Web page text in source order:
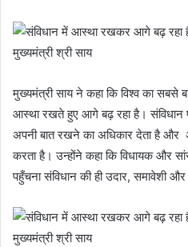
मुख्यमंत्री साय ने कहा कि विश्व का सबसे
आस्था रखते हुए आगे बढ़ रहा है। संविधान
अपनी बात रखने का अधिकार देता है और
करता है। उन्होंने कहा कि विधायक और
पहुँचना संविधान की ही उदार, समावेशी